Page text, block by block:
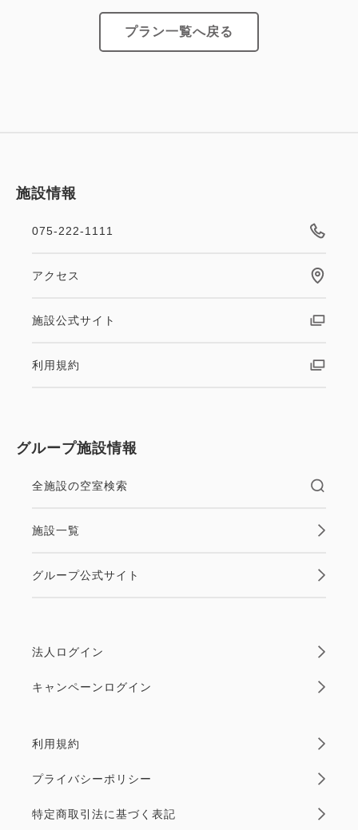
プラン一覧へ戻る
施設情報
075-222-1111
アクセス
施設公式サイト
利用規約
グループ施設情報
全施設の空室検索
施設一覧
グループ公式サイト
法人ログイン
キャンペーンログイン
利用規約
プライバシーポリシー
特定商取引法に基づく表記